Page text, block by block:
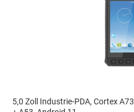
5,0 Zoll Industrie-PDA, Cortex A73